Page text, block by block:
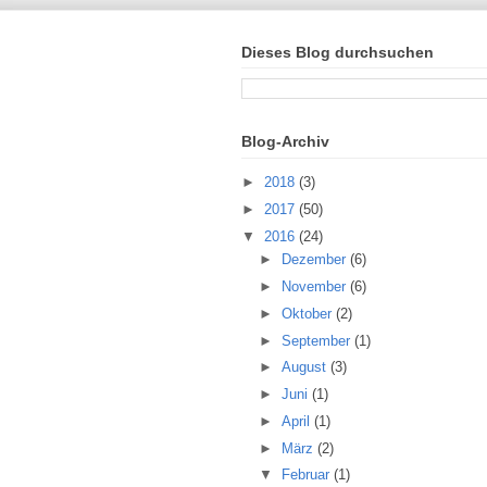
Dieses Blog durchsuchen
Blog-Archiv
► 2018 (3)
► 2017 (50)
▼ 2016 (24)
►
Dezember (6)
►
November (6)
► Oktober (2)
► September (1)
► August (3)
► Juni (1)
► April (1)
► März (2)
▼
Februar (1)